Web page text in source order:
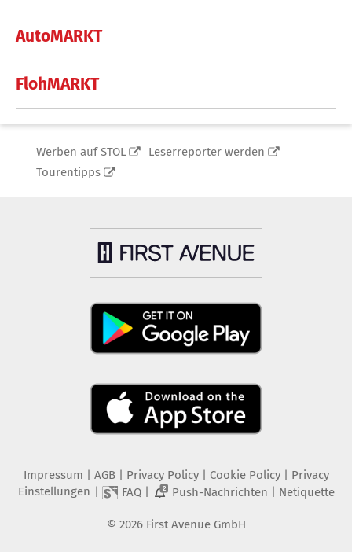
AutoMARKT
FlohMARKT
Werben auf STOL
Leserreporter werden
Tourentipps
Impressum AGB Privacy Policy| Cookie Policy| Privacy
Einstellungen
FAQ| 2 Push-Nachrichten Netiquette
© 2026 First Avenue GmbH